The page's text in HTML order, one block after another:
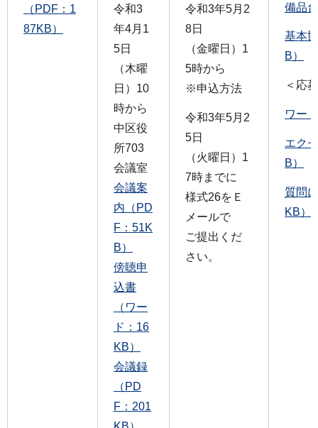
（PDF：1
87KB）
令和3
年4月1
5日
（木曜
日）10
時から
中区役
所703
会議室
会議案
内（PD
F：51K
B）
傍聴申
込書
（ワー
ド：16
KB）
会議録
（PD
F：201
令和3年5月2
8日
（金曜日）1
5時から
※申込方法
令和3年5月2
5日
（火曜日）1
7時までに
様式26をＥ
メールで
ご提出くだ
さい。
備品
基本
B）
＜応
ワー
エク
B）
質問
KB）